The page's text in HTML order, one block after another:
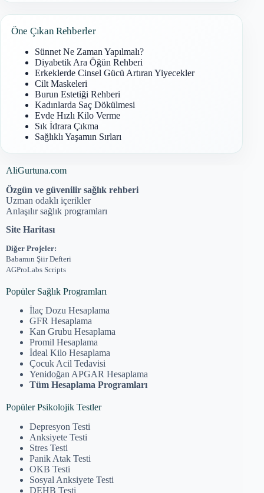
Öne Çıkan Rehberler
Sünnet Ne Zaman Yapılmalı?
Diyabetik Ara Öğün Rehberi
Erkeklerde Cinsel Gücü Artıran Yiyecekler
Cilt Maskeleri
Burun Estetiği Rehberi
Kadınlarda Saç Dökülmesi
Evde Hızlı Kilo Verme
Sık İdrara Çıkma
Sağlıklı Yaşamın Sırları
AliGurtuna.com
Özgün ve güvenilir sağlık rehberi
Uzman odaklı içerikler
Anlaşılır sağlık programları
Site Haritası
Diğer Projeler:
Babamın Şiir Defteri
AGProLabs Scripts
Popüler Sağlık Programları
İlaç Dozu Hesaplama
GFR Hesaplama
Kan Grubu Hesaplama
Promil Hesaplama
İdeal Kilo Hesaplama
Çocuk Acil Tedavisi
Yenidoğan APGAR Hesaplama
Tüm Hesaplama Programları
Popüler Psikolojik Testler
Depresyon Testi
Anksiyete Testi
Stres Testi
Panik Atak Testi
OKB Testi
Sosyal Anksiyete Testi
DEHB Testi